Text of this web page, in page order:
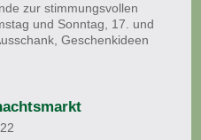
zur stimmungsvollen
und Sonntag, 17. und
Geschenkideen